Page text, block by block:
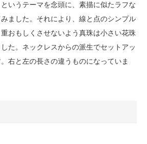
というテーマを念頭に、素描に似たラフな
ました。それにより、線と点のシンプル
おもしくさせないよう真珠は小さい花珠
た。ネックレスからの派生でセットアッ
右と左の長さの違うものになっていま